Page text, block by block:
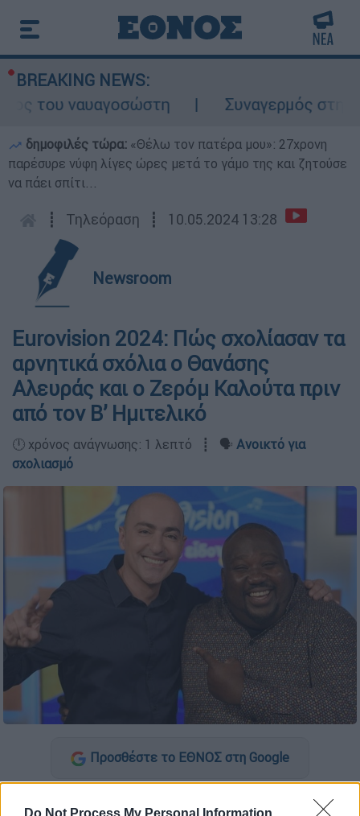
Do Not Process My Personal Information
BREAKING NEWS:
του ναυαγοσώστη
Συναγερμός στην
δημοφιλές τώρα: «Θέλω τον πατέρα μου»: 27χρονη
παρέσυρε νύφη λίγες ώρες μετά το γάμο της και ζητούσε
να πάει σπίτι...
┋ Τηλεόραση ┋ 10.05.2024 13:28
Newsroom
Eurovision 2024: Πώς σχολίασαν τα
αρνητικά σχόλια ο Θανάσης
Αλευράς και ο Ζερόμ Καλούτα πριν
από τον Β’ Ημιτελικό
🕛 χρόνος ανάγνωσης: 1 λεπτό ┋ 🗣️ Ανοικτό για
σχολιασμό
Προσθέστε το ΕΘΝΟΣ στη Google